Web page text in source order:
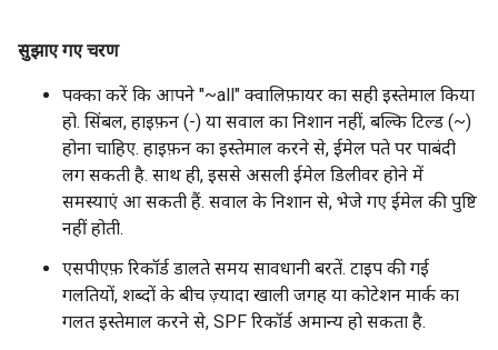
सुझाए गए चरण
पक्का करें कि आपने "~all" क्वालिफ़ायर का सही इस्तेमाल किया
हो. सिंबल, हाइफ़न (-) या सवाल का निशान नहीं, बल्कि टिल्ड (~)
होना चाहिए. हाइफ़न का इस्तेमाल करने से, ईमेल पते पर पाबंदी
लग सकती है. साथ ही, इससे असली ईमेल डिलीवर होने में
समस्याएं आ सकती हैं. सवाल के निशान से, भेजे गए ईमेल की पुष्टि
नहीं होती.
एसपीएफ़ रिकॉर्ड डालते समय सावधानी बरतें. टाइप की गई
गलतियों, शब्दों के बीच ज़्यादा खाली जगह या कोटेशन मार्क का
गलत इस्तेमाल करने से, SPF रिकॉर्ड अमान्य हो सकता है.